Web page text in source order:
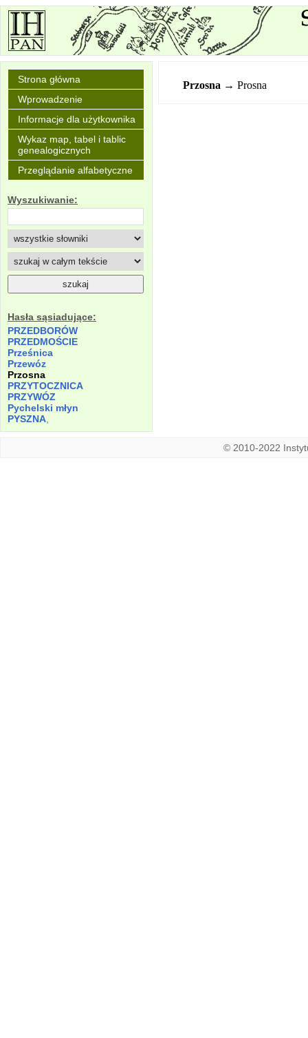
Strona główna
Wprowadzenie
Informacje dla użytkownika
Wykaz map, tabel i tablic
genealogicznych
Przeglądanie alfabetyczne
Wyszukiwanie:
Hasła sąsiadujące:
PRZEDBORÓW
PRZEDMOŚCIE
Prześnica
Przewóz
Przosna
PRZYTOCZNICA
PRZYWÓZ
Pychelski młyn
PYSZNA
Przosna → Prosna
© 2010-2022